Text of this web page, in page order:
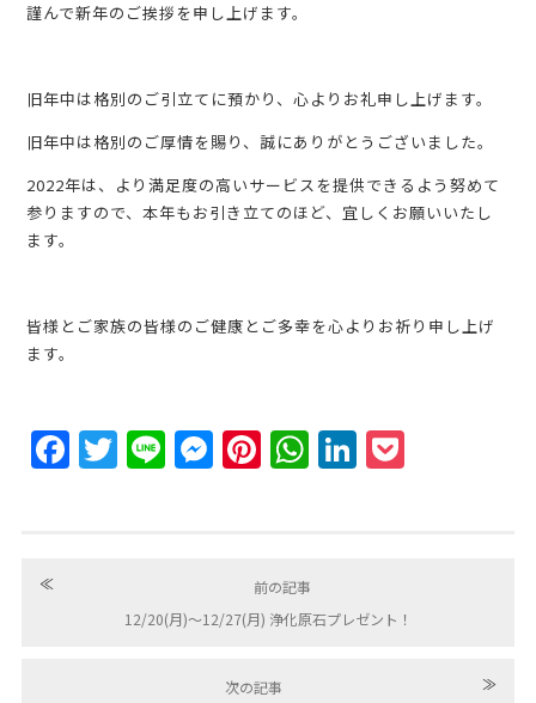
謹んで新年のご挨拶を申し上げます。
旧年中は格別のご引立てに預かり、心よりお礼申し上げます。
旧年中は格別のご厚情を賜り、誠にありがとうございました。
2022年は、より満足度の高いサービスを提供できるよう努めて
参りますので、本年もお引き立てのほど、宜しくお願いいたし
ます。
皆様とご家族の皆様のご健康とご多幸を心よりお祈り申し上げ
ます。
FacebookTwitterLine MessengerPinterestWhatsAppLinkedIn
≪
前の記事
12/20(月)〜12/27(月) 浄化原石プレゼント！
次の記事
≫